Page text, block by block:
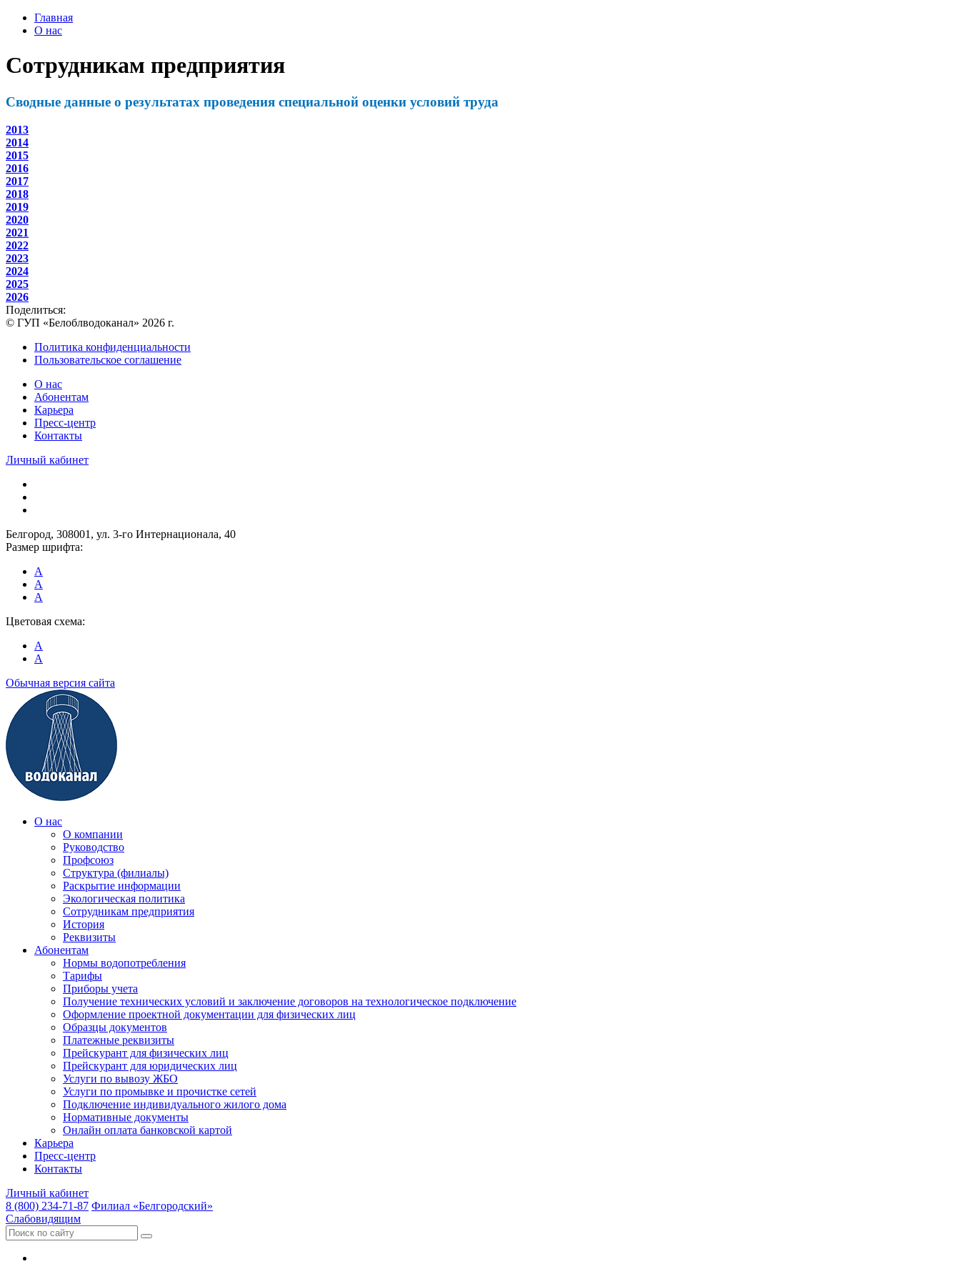
Главная
О нас
Сотрудникам предприятия
Сводные данные о результатах проведения специальной оценки условий труда
2013
2014
2015
2016
2017
2018
2019
2020
2021
2022
2023
2024
2025
2026
Поделиться:
© ГУП «Белоблводоканал» 2026 г.
Политика конфиденциальности
Пользовательское соглашение
О нас
Абонентам
Карьера
Пресс-центр
Контакты
Личный кабинет
Белгород, 308001, ул. 3-го Интернационала, 40
Размер шрифта:
A
A
A
Цветовая схема:
A
A
Обычная версия сайта
О нас
О компании
Руководство
Профсоюз
Структура (филиалы)
Раскрытие информации
Экологическая политика
Сотрудникам предприятия
История
Реквизиты
Абонентам
Нормы водопотребления
Тарифы
Приборы учета
Получение технических условий и заключение договоров на технологическое подключение
Оформление проектной документации для физических лиц
Образцы документов
Платежные реквизиты
Прейскурант для физических лиц
Прейскурант для юридических лиц
Услуги по вывозу ЖБО
Услуги по промывке и прочистке сетей
Подключение индивидуального жилого дома
Нормативные документы
Онлайн оплата банковской картой
Карьера
Пресс-центр
Контакты
Личный кабинет
8 (800) 234-71-87 Филиал «Белгородский»
Слабовидящим